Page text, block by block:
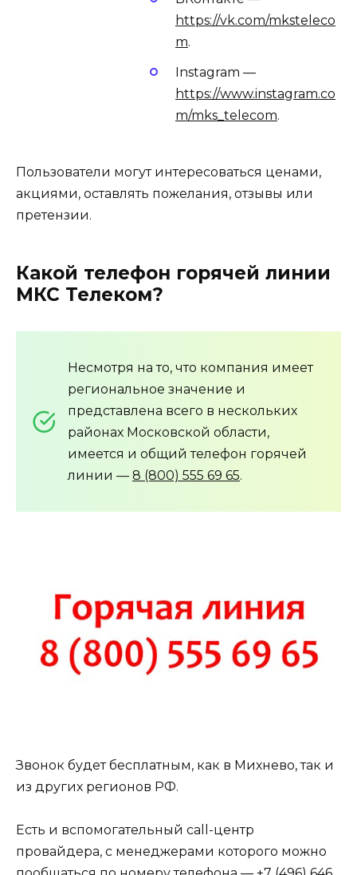
https://vk.com/mksteleco
m.
Instagram —
https://www.instagram.co
m/mks_telecom.
Пользователи могут интересоваться ценами,
акциями, оставлять пожелания, отзывы или
претензии.
Какой телефон горячей линии
МКС Телеком?
Несмотря на то, что компания имеет
региональное значение и
представлена всего в нескольких
районах Московской области,
имеется и общий телефон горячей
линии — 8 (800) 555 69 65.
Звонок будет бесплатным, как в Михнево, так и
из других регионов РФ.
Есть и вспомогательный call-центр
провайдера, с менеджерами которого можно